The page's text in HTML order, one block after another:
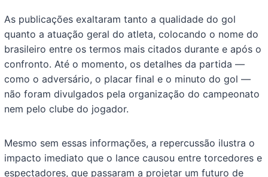
As publicações exaltaram tanto a qualidade do gol
quanto a atuação geral do atleta, colocando o nome do
brasileiro entre os termos mais citados durante e após o
confronto. Até o momento, os detalhes da partida —
como o adversário, o placar final e o minuto do gol —
não foram divulgados pela organização do campeonato
nem pelo clube do jogador.
Mesmo sem essas informações, a repercussão ilustra o
impacto imediato que o lance causou entre torcedores e
espectadores, que passaram a projetar um futuro de